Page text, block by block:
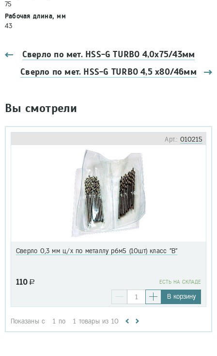
75
Рабочая длина, мм
43
Сверло по мет. HSS-G TURBO 4,0х75/43мм
Сверло по мет. HSS-G TURBO 4,5 х80/46мм
Вы смотрели
Арт.: 010215
Сверло 0,3 мм ц/х по металлу р6м5 (10шт) класс "В"
110 a EСТЬ НА СКЛАДЕ
В корзину
Показаны с 1 по 1 товары из 10